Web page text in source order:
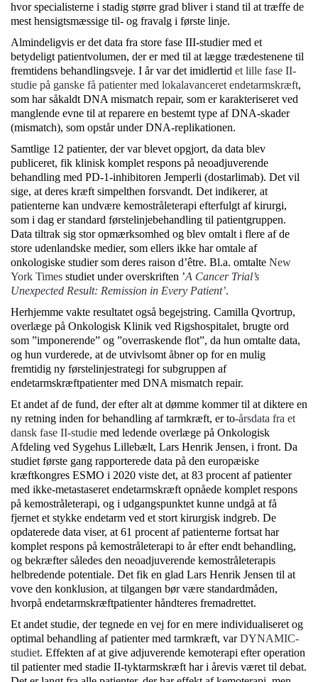
hvor specialisterne i stadig større grad bliver i stand til at træffe de
mest hensigtsmæssige til- og fravalg i første linje.
Almindeligvis er det data fra store fase III-studier med et
betydeligt patientvolumen, der er med til at lægge trædestenene til
fremtidens behandlingsveje. I år var det imidlertid et lille fase II-
studie på ganske få patienter med lokalavanceret endetarmskræft,
som har såkaldt DNA mismatch repair, som er karakteriseret ved
manglende evne til at reparere en bestemt type af DNA-skader
(mismatch), som opstår under DNA-replikationen.
Samtlige 12 patienter, der var blevet opgjort, da data blev
publiceret, fik klinisk komplet respons på neoadjuverende
behandling med PD-1-inhibitoren Jemperli (dostarlimab). Det vil
sige, at deres kræft simpelthen forsvandt. Det indikerer, at
patienterne kan undvære kemostråleterapi efterfulgt af kirurgi,
som i dag er standard førstelinjebehandling til patientgruppen.
Data tiltrak sig stor opmærksomhed og blev omtalt i flere af de
store udenlandske medier, som ellers ikke har omtale af
onkologiske studier som deres raison d’être. Bl.a. omtalte New
York Times studiet under overskriften ’A Cancer Trial’s
Unexpected Result: Remission in Every Patient’.
Herhjemme vakte resultatet også begejstring. Camilla Qvortrup,
overlæge på Onkologisk Klinik ved Rigshospitalet, brugte ord
som ”imponerende” og ”overraskende flot”, da hun omtalte data,
og hun vurderede, at de utvivlsomt åbner op for en mulig
fremtidig ny førstelinjestrategi for subgruppen af
endetarmskræftpatienter med DNA mismatch repair.
Et andet af de fund, der efter alt at dømme kommer til at diktere en
ny retning inden for behandling af tarmkræft, er to-årsdata fra et
dansk fase II-studie med ledende overlæge på Onkologisk
Afdeling ved Sygehus Lillebælt, Lars Henrik Jensen, i front. Da
studiet første gang rapporterede data på den europæiske
kræftkongres ESMO i 2020 viste det, at 83 procent af patienter
med ikke-metastaseret endetarmskræft opnåede komplet respons
på kemostråleterapi, og i udgangspunktet kunne undgå at få
fjernet et stykke endetarm ved et stort kirurgisk indgreb. De
opdaterede data viser, at 61 procent af patienterne fortsat har
komplet respons på kemostråleterapi to år efter endt behandling,
og bekræfter således den neoadjuverende kemostråleterapis
helbredende potentiale. Det fik en glad Lars Henrik Jensen til at
vove den konklusion, at tilgangen bør være standardmåden,
hvorpå endetarmskræftpatienter håndteres fremadrettet.
Et andet studie, der tegnede en vej for en mere individualiseret og
optimal behandling af patienter med tarmkræft, varDYNAMIC-
studiet. Effekten af at give adjuverende kemoterapi efter operation
til patienter med stadie II-tyktarmskræft har i årevis været til debat.